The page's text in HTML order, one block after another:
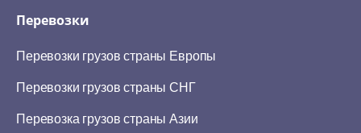
Перевозки
Перевозки грузов страны Европы
Перевозки грузов страны СНГ
Перевозка грузов страны Азии